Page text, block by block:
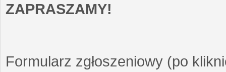
ZAPRASZAMY!
Formularz zgłoszeniowy (po